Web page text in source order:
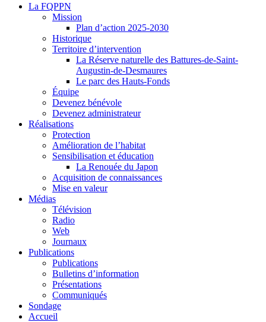
La FQPPN
Mission
Plan d’action 2025-2030
Historique
Territoire d’intervention
La Réserve naturelle des Battures-de-Saint-
Augustin-de-Desmaures
Le parc des Hauts-Fonds
Équipe
Devenez bénévole
Devenez administrateur
Réalisations
Protection
Amélioration de l’habitat
Sensibilisation et éducation
La Renouée du Japon
Acquisition de connaissances
Mise en valeur
Médias
Télévision
Radio
Web
Journaux
Publications
Publications
Bulletins d’information
Présentations
Communiqués
Sondage
Accueil